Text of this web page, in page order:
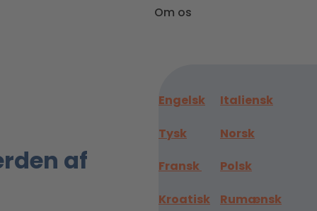
Om os
af
Engelsk
Tysk
Fransk
Kroatisk
Italiensk
Norsk
Polsk
Rumænsk